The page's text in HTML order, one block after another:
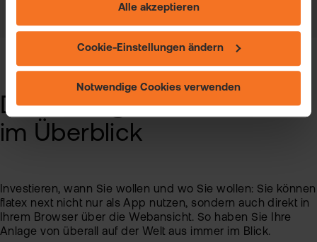
maßgeschneiderte Werbung zeigen können. Sie können
Ihre freiwillige Einwilligung jederzeit widerrufen. Weitere
Informationen (auch zur Datenübermittlung) und
Einstellungsmöglichkeiten finden Sie unter "Cookie-
Alle akzeptieren
Cookie-Einstellungen ändern
Notwendige Cookies verwenden
Die wichtigsten Funktionen
im Überblick
Investieren, wann Sie wollen und wo Sie wollen: Sie können
flatex next nicht nur als App nutzen, sondern auch direkt in
Ihrem Browser über die Webansicht. So haben Sie Ihre
Anlage von überall auf der Welt aus immer im Blick.